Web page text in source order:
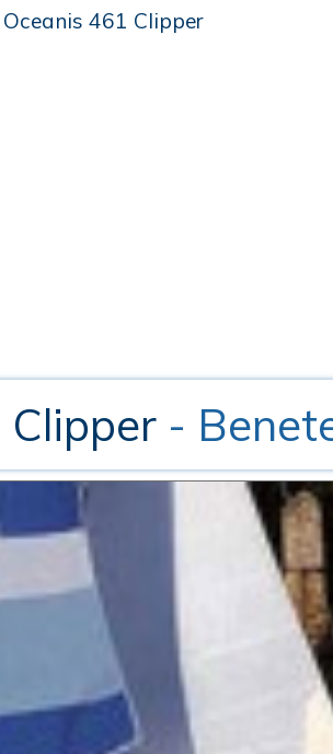
Oceanis 461 Clipper
Clipper -